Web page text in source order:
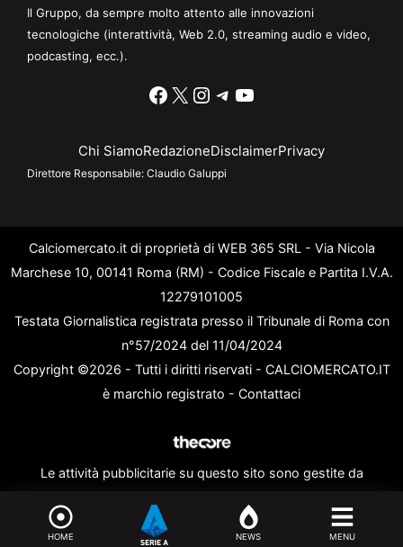
Il Gruppo, da sempre molto attento alle innovazioni
tecnologiche (interattività, Web 2.0, streaming audio e video,
podcasting, ecc.).
Facebook
X Instagram
Telegram
YouTube
Chi SiamoRedazioneDisclaimerPrivacy
Direttore Responsabile: Claudio Galuppi
Calciomercato.it di proprietà di WEB 365 SRL - Via Nicola
Marchese 10, 00141 Roma (RM) - Codice Fiscale e Partita I.V.A.
12279101005
Testata Giornalistica registrata presso il Tribunale di Roma con
n°57/2024 del 11/04/2024
Copyright ©2026 - Tutti i diritti riservati - CALCIOMERCATO.IT
è marchio registrato - Contattaci
Le attività pubblicitarie su questo sito sono gestite da
HOME NEWS MENU